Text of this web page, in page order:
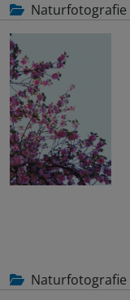
Naturfotografie
Naturfotografie